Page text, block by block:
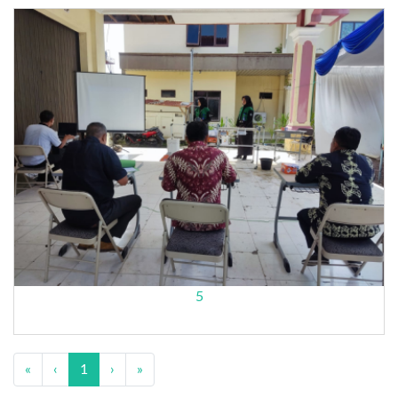
5
« ‹ 1 › »